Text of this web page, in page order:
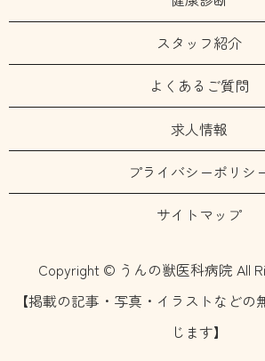
スタッフ紹介
よくあるご質問
求人情報
プライバシーポリシ
サイトマップ
Copyright © うんの獣医科病院 All
【掲載の記事・写真・イラストなど
じます】